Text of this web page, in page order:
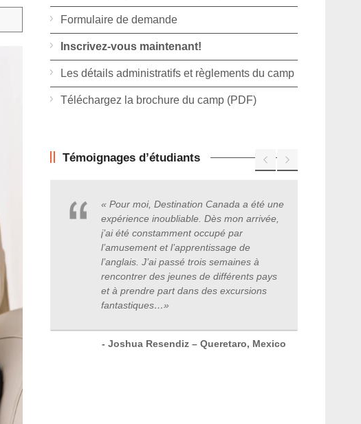
Formulaire de demande
Inscrivez-vous maintenant!
Les détails administratifs et règlements du camp
Téléchargez la brochure du camp (PDF)
Témoignages d’étudiants
« Pour moi, Destination Canada a été une
expérience inoubliable. Dès mon arrivée,
j’ai été constamment occupé par
l’amusement et l’apprentissage de
l’anglais. J’ai passé trois semaines à
rencontrer des jeunes de différents pays
et à prendre part dans des excursions
fantastiques…»
- Joshua Resendiz – Queretaro, Mexico